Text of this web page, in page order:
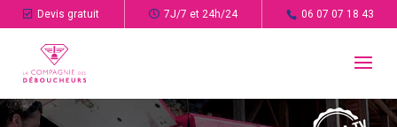
Devis gratuit 7J/7 et 24h/24 06 07 07 18 43